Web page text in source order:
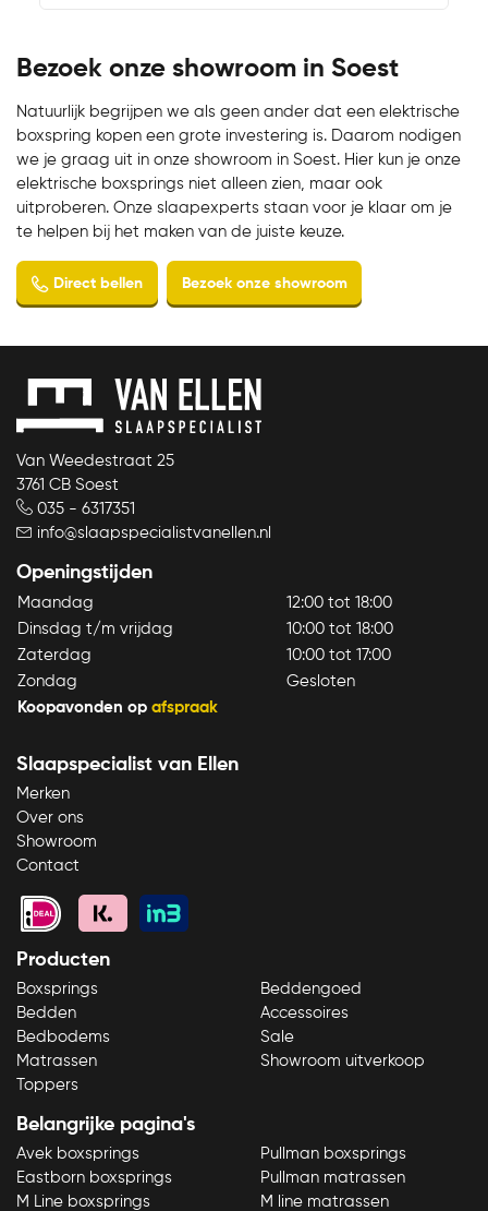
Bezoek onze showroom in Soest
Natuurlijk begrijpen we als geen ander dat een elektrische
boxspring kopen een grote investering is. Daarom nodigen
we je graag uit in onze showroom in Soest. Hier kun je onze
elektrische boxsprings niet alleen zien, maar ook
uitproberen. Onze slaapexperts staan voor je klaar om je
te helpen bij het maken van de juiste keuze.
Van Weedestraat 25
3761 CB Soest
035 - 6317351
info@slaapspecialistvanellen.nl
Openingstijden
Maandag
12:00 tot 18:00
Dinsdag t/m vrijdag
10:00 tot 18:00
Zaterdag
10:00 tot 17:00
Zondag
Gesloten
Koopavonden op afspraak
Slaapspecialist van Ellen
Merken
Over ons
Showroom
Contact
Producten
Boxsprings
Bedden
Bedbodems
Matrassen
Toppers
Beddengoed
Accessoires
Sale
Showroom uitverkoop
Belangrijke pagina's
Avek boxsprings
Eastborn boxsprings
M Line boxsprings
Pullman boxsprings
Pullman matrassen
M line matrassen